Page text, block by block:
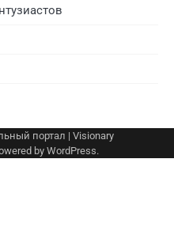
портал | Visionary
by WordPress.